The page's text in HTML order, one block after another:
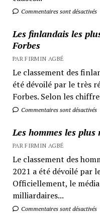
Commentaires sont désactivés
Les finlandais les
Forbes
PAR FIRMIN AGBÉ
Le classement des
été dévoilé par le très
Forbes. Selon les
Commentaires sont désactivés
Les hommes les plus
PAR FIRMIN AGBÉ
Le classement des
2021 a été dévoilé par
Officiellement, le
milliardaires...
Commentaires sont désactivés